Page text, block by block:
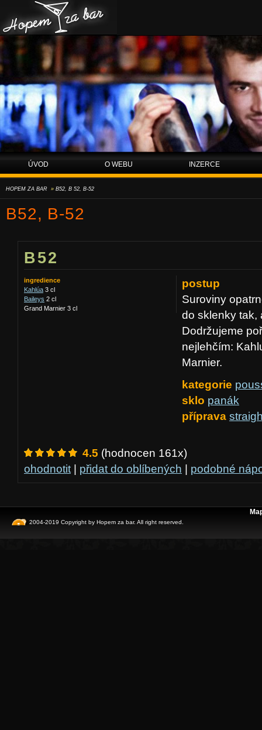
Hopem za bar
ÚVOD O WEBU INZERCE
HOPEM ZA BAR » B52, B 52, B-52
B52, B-52
B52
ingredience
Kahlúa 3 cl
Baileys 2 cl
Grand Marnier 3 cl
postup
Suroviny
do sklenky tak,
Dodržujeme
nejlehčím:
Marnier.
kategorie
sklo panák
příprava
4.5 (hodnocen 161x)
ohodnotit
přidat do oblíbených podobné
2004-2019 Copyright by Hopem za bar. All right reserved.